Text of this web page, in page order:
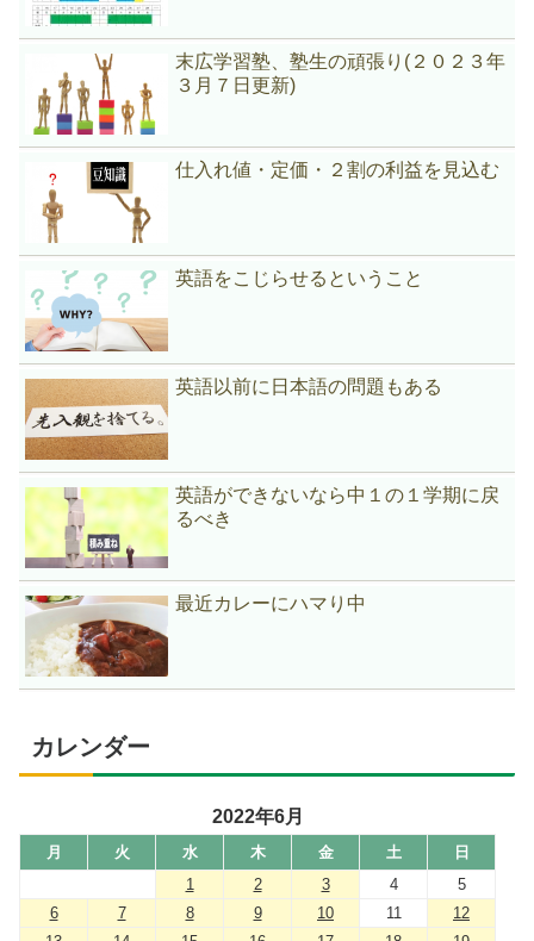
末広学習塾、塾生の頑張り(２０２３年
３月７日更新)
仕入れ値・定価・２割の利益を見込む
英語をこじらせるということ
英語以前に日本語の問題もある
英語ができないなら中１の１学期に戻
るべき
最近カレーにハマり中
カレンダー
2022年6月
月 火 水 木 金 土
日
1
2 3 4
5
6
7 8 9 10 11
12